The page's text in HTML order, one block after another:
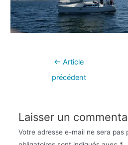
← Article
précédent
Laisser un
Votre adresse e-mail ne sera pas